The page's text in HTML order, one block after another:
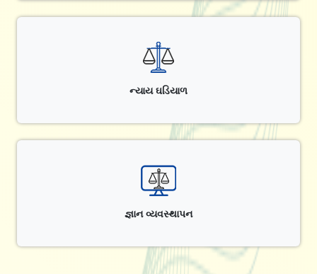
ન્યાય ઘડિયાળ
જ્ઞાન વ્યવસ્થાપન